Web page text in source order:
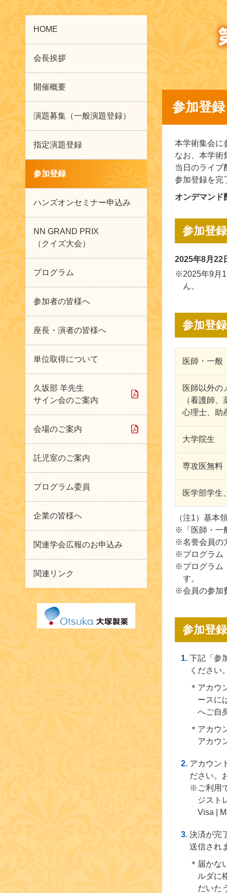
HOME
会長挨拶
開催概要
演題募集（一般演題登録）
指定演題登録
参加登録
ハンズオンセミナー申込み
NN GRAND PRIX
（クイズ大会）
プログラム
参加者の皆様へ
座長・演者の皆様へ
単位取得について
久坂部 羊先生
サイン会のご案内
会場のご案内
託児室のご案内
プログラム委員
企業の皆様へ
関連学会広報のお申込み
関連リンク
参加登録
本学術集会に
なお、本学術
当日のライブ
参加登録を完
オンデマンド
参加登
2025年8月22
※2025年9月
ん。
参加登
医師・一般
医師以外の
（看護師
心理士、助
大学院生
専攻医無料
医学部学生
（注1）基本
※「医師・一
※名誉会員の
※プログラム
※プログラム
す。
※会員の参加
参加登
下記「参
ください
＊アカウ
ースに
へご自
＊アカウ
アカウ
アカウン
ださい。
※ご利用
ジスト
Visa |
決済が完
送信され
＊届かな
ルダに
だいた